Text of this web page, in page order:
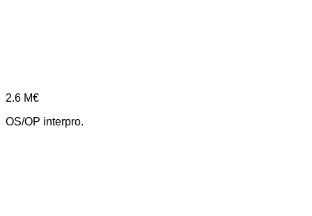
2.6 M€
OS/OP interpro.